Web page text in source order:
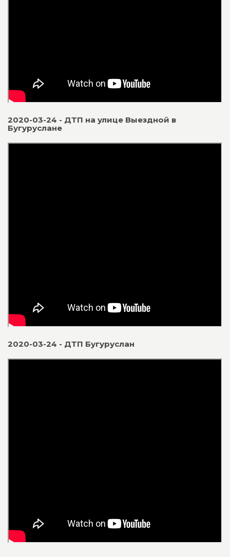
2020-03-24 - ДТП на улице Выездной в
Бугуруслане
2020-03-24 - ДТП Бугуруслан